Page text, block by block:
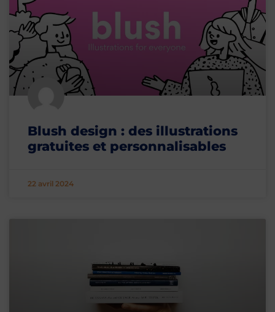
Blush design : des illustrations
gratuites et personnalisables
22 avril 2024